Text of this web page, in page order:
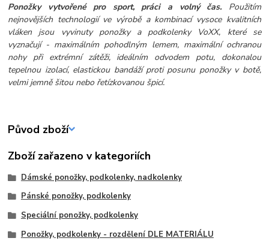
Ponožky vytvořené pro sport, práci a volný čas. Použitím
nejnovějších technologií ve výrobě a kombinací vysoce kvalitních
vláken jsou vyvinuty ponožky a podkolenky VoXX, které se
vyznačují - maximálním pohodlným lemem, maximální ochranou
nohy při extrémní zátěži, ideálním odvodem potu, dokonalou
tepelnou izolací, elastickou bandáží proti posunu ponožky v botě,
velmi jemně šitou nebo řetízkovanou špicí.
Původ zboží
Zboží zařazeno v kategoriích
Dámské ponožky, podkolenky, nadkolenky
Pánské ponožky, podkolenky
Speciální ponožky, podkolenky
Ponožky, podkolenky - rozdělení DLE MATERIÁLU